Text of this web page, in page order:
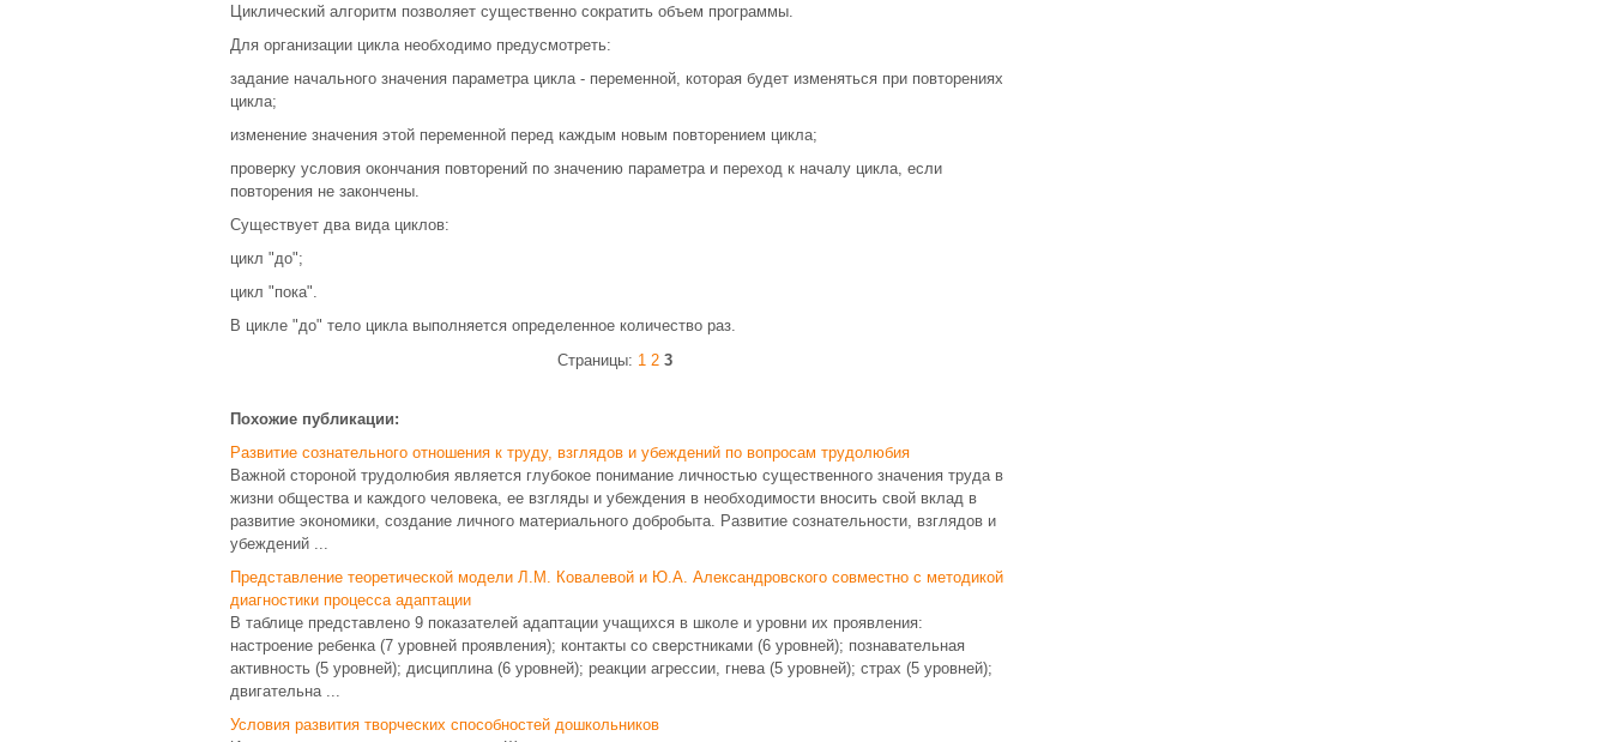
Циклический алгоритм позволяет существенно сократить объем программы.
Для организации цикла необходимо предусмотреть:
задание начального значения параметра цикла - переменной, которая будет изменяться при повторениях
цикла;
изменение значения этой переменной перед каждым новым повторением цикла;
проверку условия окончания повторений по значению параметра и переход к началу цикла, если
повторения не закончены.
Существует два вида циклов:
цикл "до";
цикл "пока".
В цикле "до" тело цикла выполняется определенное количество раз.
Страницы: 1 2 3
Похожие публикации:
Развитие сознательного отношения к труду, взглядов и убеждений по вопросам трудолюбия
Важной стороной трудолюбия является глубокое понимание личностью существенного значения труда в
жизни общества и каждого человека, ее взгляды и убеждения в необходимости вносить свой вклад в
развитие экономики, создание личного материального добробыта. Развитие сознательности, взглядов и
убеждений ...
Представление теоретической модели Л.М. Ковалевой и Ю.А. Александровского совместно с методикой
диагностики процесса адаптации
В таблице представлено 9 показателей адаптации учащихся в школе и уровни их проявления:
настроение ребенка (7 уровней проявления); контакты со сверстниками (6 уровней); познавательная
активность (5 уровней); дисциплина (6 уровней); реакции агрессии, гнева (5 уровней); страх (5 уровней);
двигательна ...
Условия развития творческих способностей дошкольников